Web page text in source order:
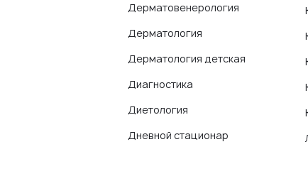
Дерматовенерология
Дерматология
Дерматология детская
Диагностика
Диетология
Дневной стационар